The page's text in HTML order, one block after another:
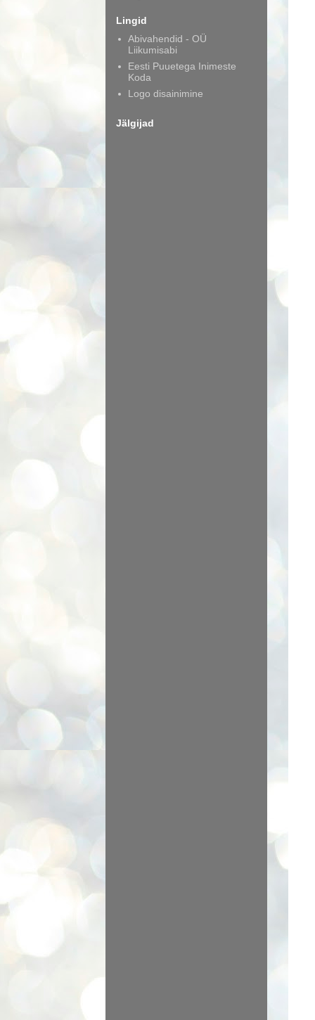
Lingid
Abivahendid - OÜ
Liikumisabi
Eesti Puuetega Inimeste
Koda
Logo disainimine
Jälgijad